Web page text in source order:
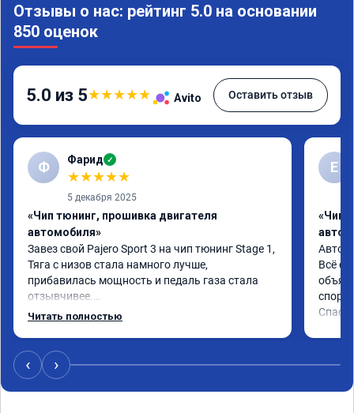
Отзывы о нас: рейтинг 5.0 на основании
850 оценок
5.0 из 5★★★★★ Avito Оставить отзыв
Ф Фарид ✓
★★★★★
5 декабря 2025
«Чип тюнинг, прошивка двигателя
автомобиля»
Завез свой Pajero Sport 3 на чип тюнинг Stage 1,
Тяга с низов стала намного лучше,
прибавилась мощность и педаль газа стала
отзывчивее.
Читал что в Австралии при покупке этих
машин сразу делают чип тюнинг, чтобы не
было провалов.
Читать полностью
Е
«Чип
Всё
‹ ›